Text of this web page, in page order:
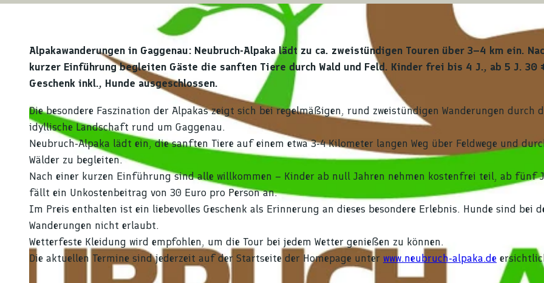
Alpakawanderungen in Gaggenau: Neubruch-Alpaka lädt zu ca. zweistündigen Touren über 3–4 km ein.
kurzer Einführung begleiten Gäste die sanften Tiere durch Wald und Feld. Kinder frei bis 4 J., ab 5 J. 30
Geschenk inkl., Hunde ausgeschlossen.
Die besondere Faszination der Alpakas zeigt sich bei regelmäßigen, rund zweistündigen Wanderungen durch
idyllische Landschaft rund um Gaggenau.
Neubruch-Alpaka lädt ein, die sanften Tiere auf einem etwa 3-4 Kilometer langen Weg über Feldwege und
Wälder zu begleiten.
Nach einer kurzen Einführung sind alle willkommen – Kinder ab null Jahren nehmen kostenfrei teil, ab fünf
fällt ein Unkostenbeitrag von 30 Euro pro Person an.
Im Preis enthalten ist ein liebevolles Geschenk als Erinnerung an dieses besondere Erlebnis. Hunde sind bei
Wanderungen nicht erlaubt.
Wetterfeste Kleidung wird empfohlen, um die Tour bei jedem Wetter genießen zu können.
Die aktuellen Termine sind jederzeit auf der Startseite der Homepage unter www.neubruch-alpaka.de